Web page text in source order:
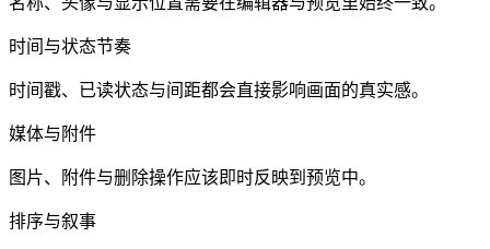
时间与状态节奏
时间戳、已读状态与间距都会直接影响画面的真实感。
媒体与附件
图片、附件与删除操作应该即时反映到预览中。
排序与叙事